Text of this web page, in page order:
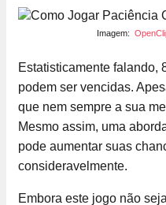
Imagem:
Estatisticamente falando,
podem ser vencidas.
que nem sempre a sua
Mesmo assim, uma
pode aumentar suas
consideravelmente.
Embora este jogo não